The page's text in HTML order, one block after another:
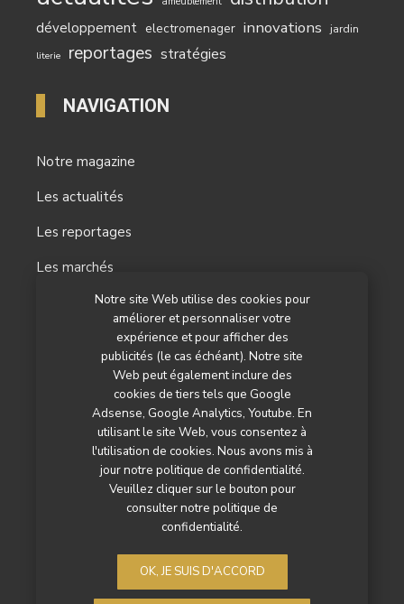
Notre site Web utilise des cookies pour
améliorer et personnaliser votre
expérience et pour afficher des
publicités (le cas échéant). Notre site
Web peut également inclure des
cookies de tiers tels que Google
Adsense, Google Analytics, Youtube. En
utilisant le site Web, vous consentez à
l'utilisation de cookies. Nous avons mis à
jour notre politique de confidentialité.
Veuillez cliquer sur le bouton pour
consulter notre politique de
confidentialité.
OK, JE SUIS D'ACCORD
développement electromenager innovations jardin
literie reportages stratégies
NAVIGATION
Notre magazine
Les actualités
Les reportages
Les marchés
Nos autres titres
Qui sommes-nous ?
Contactez-nous
Mentions légales
Politique de confidentialité